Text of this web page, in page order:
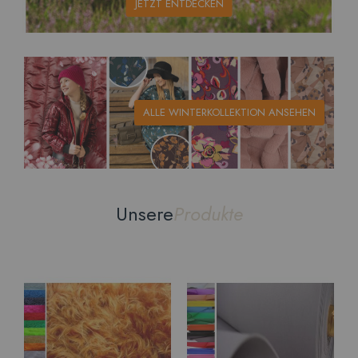
JETZT ENTDECKEN
ALLE WINTERKOLLEKTION ANSEHEN
UnsereProdukte